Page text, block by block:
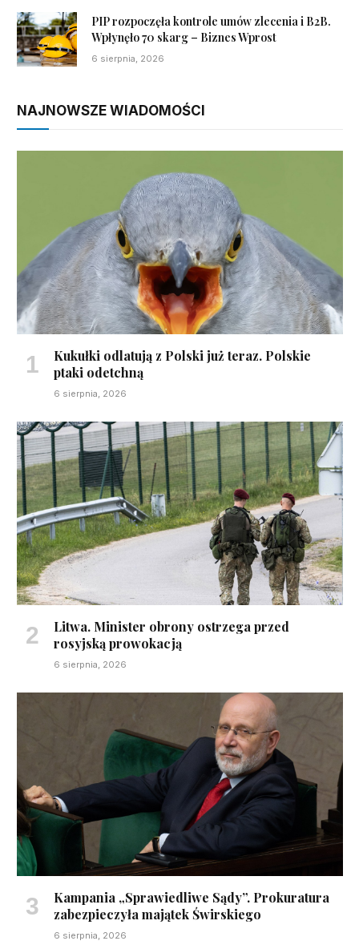
PIP rozpoczęła kontrole umów zlecenia i B2B.
Wpłynęło 70 skarg – Biznes Wprost
6 sierpnia, 2026
NAJNOWSZE WIADOMOŚCI
Kukułki odlatują z Polski już teraz. Polskie
ptaki odetchną
6 sierpnia, 2026
Litwa. Minister obrony ostrzega przed
rosyjską prowokacją
6 sierpnia, 2026
Kampania „Sprawiedliwe Sądy”. Prokuratura
zabezpieczyła majątek Świrskiego
6 sierpnia, 2026